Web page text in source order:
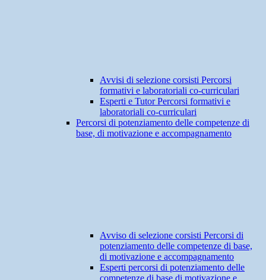
Avvisi di selezione corsisti Percorsi
formativi e laboratoriali co-curriculari
Esperti e Tutor Percorsi formativi e
laboratoriali co-curriculari
Percorsi di potenziamento delle competenze di
base, di motivazione e accompagnamento
Avviso di selezione corsisti Percorsi di
potenziamento delle competenze di base,
di motivazione e accompagnamento
Esperti percorsi di potenziamento delle